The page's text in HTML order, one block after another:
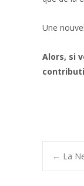
Une
Alors, si
← La